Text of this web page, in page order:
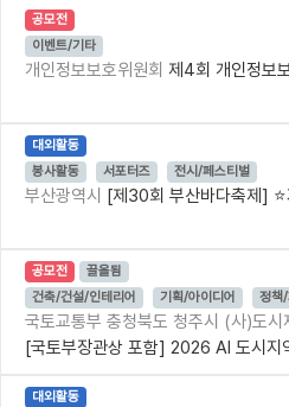
공모전
이벤트/기타
개인정보보호위원회 제4회 개인정보
대외활동
봉사활동
서포터즈 전시/페스티벌
부산광역시 [제30회 부산바다축제] ⭐
공모전 끌올됨
건축/건설/인테리어
기획/아이디어 정책
국토교통부 충청북도 청주시 (사)도시
[국토부장관상 포함] 2026 AI 도시
대외활동